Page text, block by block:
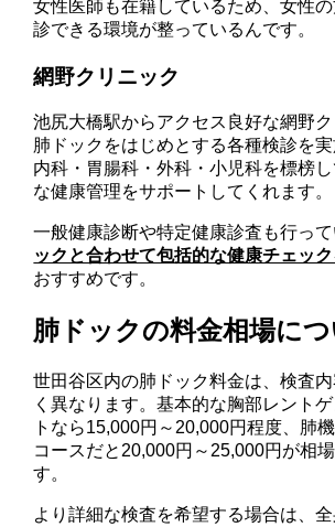
女性医師も在籍しているため、女性
診できる環境が整っているんです。
網野クリニック
池尻大橋駅からアクセス良好な網野ク
肺ドックをはじめとする各種検診を実
内科・胃腸科・外科・小児科を標榜
な健康管理をサポートしてくれます。
一般健康診断や特定健康診査も行って
ックと合わせて包括的な健康チェッ
おすすめです。
肺ドックの料金相場に
世田谷区内の肺ドック料金は、検査
く異なります。基本的な胸部レント
トなら15,000円～20,000円程度、肺
コースだと20,000円～25,000円が相
す。
より詳細な検査を希望する場合は、